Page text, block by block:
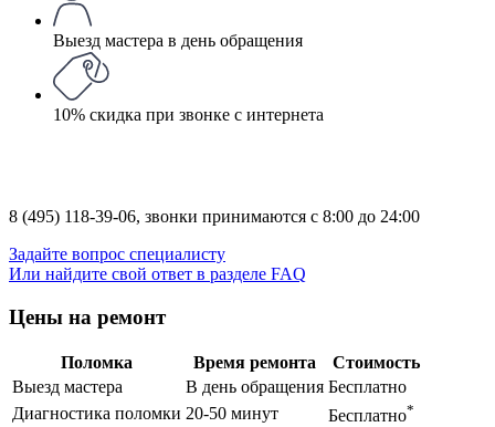
Выезд мастера в день обращения
10% скидка при звонке с интернета
8 (495) 118-39-06, звонки принимаются с 8:00 до 24:00
Задайте вопрос специалисту
Или найдите свой ответ в разделе FAQ
Цены на ремонт
Поломка Время ремонта
Стоимость
Выезд мастера
В день обращения Бесплатно
Диагностика поломки 20-50 минут Бесплатно*